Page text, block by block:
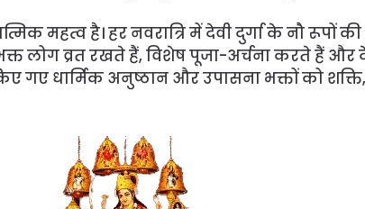
महत्व है। हर नवरात्रि में देवी दुर्गा के नौ रूपों
लोग व्रत रखते हैं, विशेष पूजा-अर्चना करते हैं और
गए धार्मिक अनुष्ठान और उपासना भक्तों को